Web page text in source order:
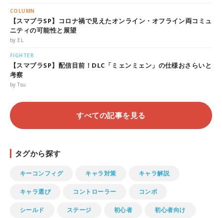
COLUMN
【スマブラSP】コロナ禍で見えたオンライン・オフライン両コミュ
ニティの可能性と展望
by EL
FIGHTER
【スマブラSP】配信目前！DLC「ミェンミェン」の仕様おさらいと
考察
by Tsu
すべての記事を見る
タグから探す
キーコンフィグ キャラ対策 キャラ解説
キャラ選び コントローラー コンボ
シールド ステージ 初心者 初心者向け